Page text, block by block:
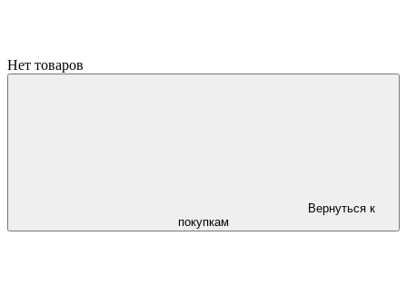
Нет товаров
Вернуться к
покупкам